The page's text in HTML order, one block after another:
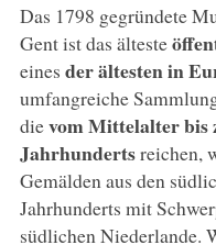
Das 1798 gegründete
Gent ist das älteste
eines der ältesten in
umfangreiche
dievom Mittelalter bis
Jahrhundertsreichen,
Gemälden aus den
Jahrhunderts mit
südlichen Niederlande.